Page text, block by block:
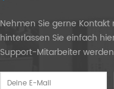
Nehmen Sie gerne
hinterlassen Sie einfach
Support-Mitarbeiter